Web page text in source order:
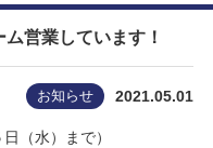
営業しています！
お知らせ 2021.05.01
（水）まで）